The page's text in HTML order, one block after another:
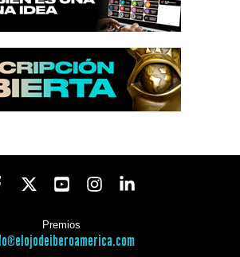
Premios